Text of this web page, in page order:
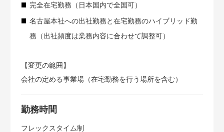
完全在宅勤務（日本国内で全国可）
名古屋本社への出社勤務と在宅勤務のハイブリッド勤
務（出社頻度は業務内容に合わせて調整可）
【変更の範囲】
会社の定める事業場（在宅勤務を行う場所を含む）
勤務時間
フレックスタイム制